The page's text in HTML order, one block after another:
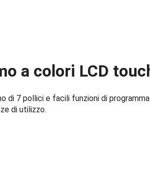
a colori LCD
di 7 pollici e facili funzioni di
di utilizzo.